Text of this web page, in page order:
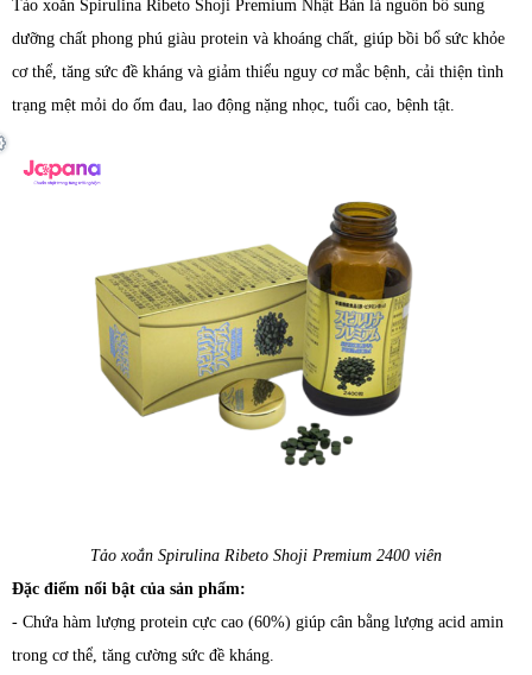
Tảo xoắn Spirulina Ribeto Shoji Premium Nhật Bản là nguồn bổ sung
dưỡng chất phong phú giàu protein và khoáng chất, giúp bồi bổ sức khỏe
cơ thể, tăng sức đề kháng và giảm thiểu nguy cơ mắc bệnh, cải thiện tình
trạng mệt mỏi do ốm đau, lao động nặng nhọc, tuổi cao, bệnh tật.
Tảo xoắn Spirulina Ribeto Shoji Premium 2400 viên
Đặc điểm nổi bật của sản phẩm:
- Chứa hàm lượng protein cực cao (60%) giúp cân bằng lượng acid amin
trong cơ thể, tăng cường sức đề kháng.